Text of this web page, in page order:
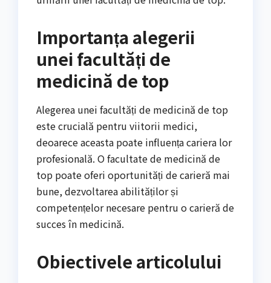
Importanța alegerii
unei facultăți de
medicină de top
Alegerea unei facultăți de medicină de top
este crucială pentru viitorii medici,
deoarece aceasta poate influența cariera lor
profesională. O facultate de medicină de
top poate oferi oportunități de carieră mai
bune, dezvoltarea abilităților și
competențelor necesare pentru o carieră de
succes în medicină.
Obiectivele articolului